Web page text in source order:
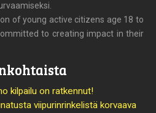
of young active citizens age 18 to
to creating impact in their
kilpailu on ratkennut!
viipurinrinkelistä korvaava